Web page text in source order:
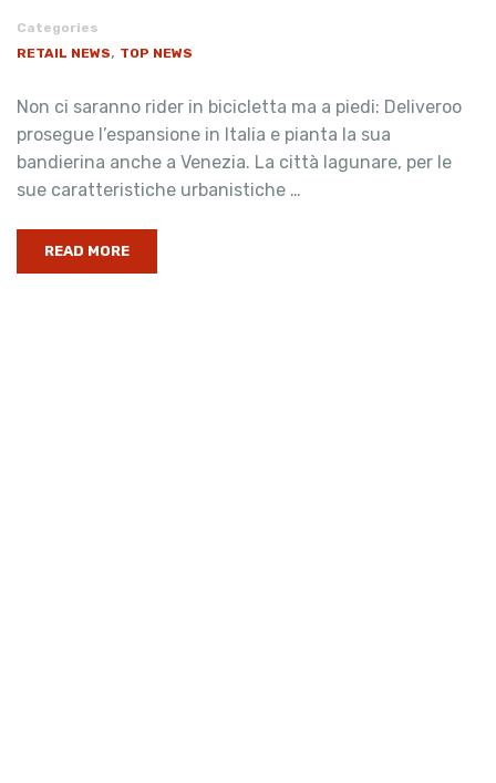
Categories
RETAIL NEWS, TOP NEWS
Non ci saranno rider in bicicletta ma a piedi: Deliveroo
prosegue l’espansione in Italia e pianta la sua
bandierina anche a Venezia. La città lagunare, per le
sue caratteristiche urbanistiche …
READ MORE